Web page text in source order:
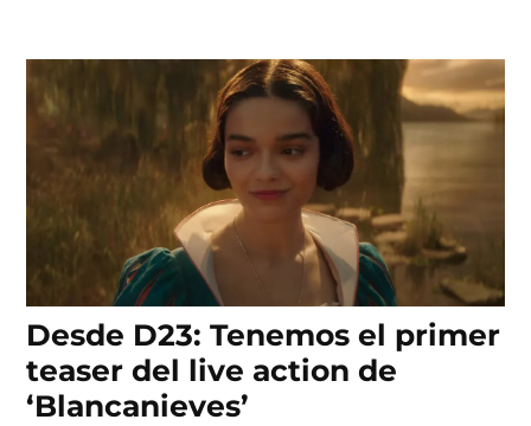
Desde D23: Tenemos el primer
teaser del live action de
‘Blancanieves’